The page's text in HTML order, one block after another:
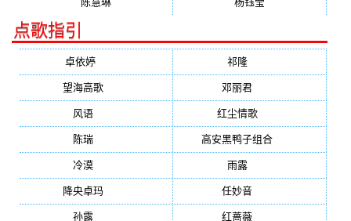
点歌指引
卓依婷 祁隆(647)
望海高歌 邓丽君
风语 红尘情歌(472)
陈瑞 高安黑鸭子组合
冷漠 雨露(350)
降央卓玛 任妙音
孙露 红蔷薇